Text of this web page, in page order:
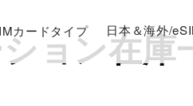
カードタイプ 日本＆海外/
ョン在庫